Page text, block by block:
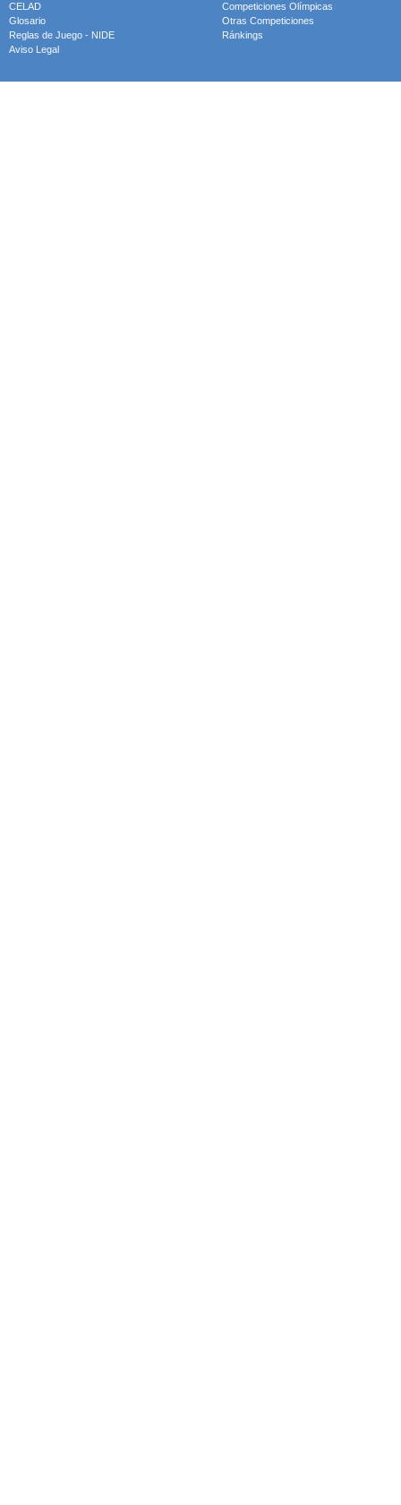
CELAD
Glosario
Reglas de Juego - NIDE
Aviso Legal
Competiciones Olímpicas
Otras Competiciones
Ránkings